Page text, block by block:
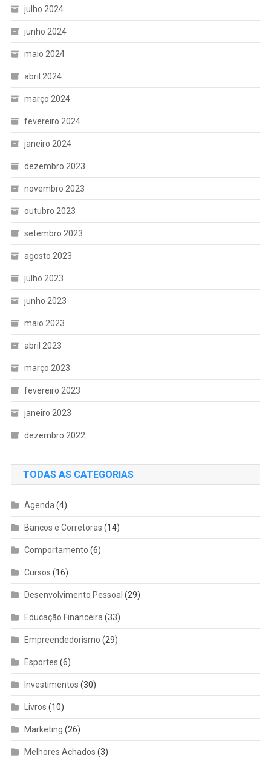
julho 2024
junho 2024
maio 2024
abril 2024
março 2024
fevereiro 2024
janeiro 2024
dezembro 2023
novembro 2023
outubro 2023
setembro 2023
agosto 2023
julho 2023
junho 2023
maio 2023
abril 2023
março 2023
fevereiro 2023
janeiro 2023
dezembro 2022
TODAS AS CATEGORIAS
Agenda (4)
Bancos e Corretoras (14)
Comportamento (6)
Cursos (16)
Desenvolvimento Pessoal (29)
Educação Financeira (33)
Empreendedorismo (29)
Esportes (6)
Investimentos (30)
Livros (10)
Marketing (26)
Melhores Achados (3)